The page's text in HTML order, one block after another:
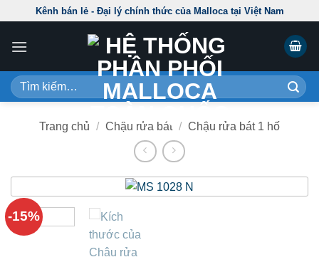
content
Kênh bán lẻ - Đại lý chính thức của Malloca tại Việt Nam
Tìm
kiếm:
Trang chủ / Chậu rửa bát / Chậu rửa bát 1 hố
-15%